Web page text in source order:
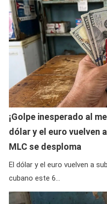
¡Golpe inesperado al
dólar y el euro vuelven
MLC se desploma
El dólar y el euro vuelven a
cubano este 6…